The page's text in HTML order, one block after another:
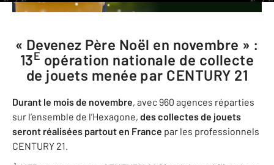
« Devenez Père Noël en novembre » :
13e opération nationale de collecte
de jouets menée par CENTURY 21
Durant le mois de novembre, avec 960 agences réparties
sur l’ensemble de l’Hexagone, des collectes de jouets
seront réalisées partout en France par les professionnels
CENTURY 21.